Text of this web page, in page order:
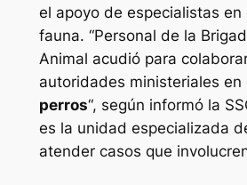
el apoyo de especialistas en
fauna. “Personal de la
Animal acudió para
autoridades ministeriales en
perros“, según informó la
es la unidad especializada
atender casos que